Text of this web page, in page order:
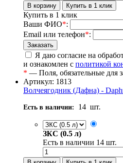
Купить в 1 клик
Ваши ФИО*:
Email или телефон*:
Я даю согласие на
и ознакомлен с политикой
* — Поля, обязательные для
Артикул: 1813
Волчеягодник (Дафна) -
Есть в наличии: 14 шт.
ЗКС (0.5 л)
Есть в наличии 14 шт.